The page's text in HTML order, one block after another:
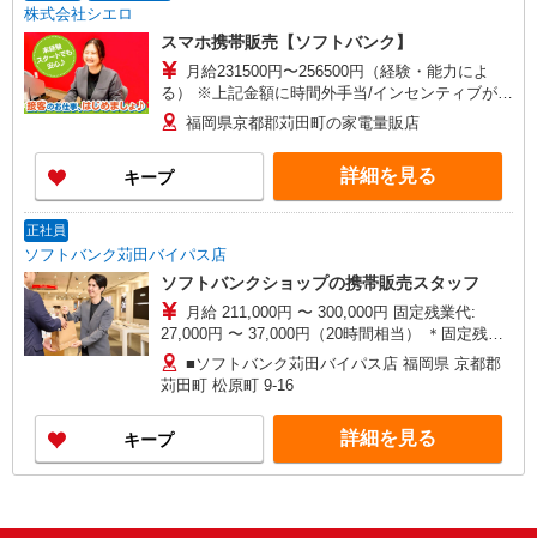
株式会社シエロ
スマホ携帯販売【ソフトバンク】
月給231500円〜256500円（経験・能力によ
る） ※上記金額に時間外手当/インセンティブが加
算 ・賞与あり・時間外手当あり（平均残業時間：
10h/月）・地域手当/職能手当あり・Workstyle支
援金（4000円/月）あり・実績によりインセンティ
ブあり ★交通費別途支給（規定あり） ゜+゜・。
○。・゜+゜・。○。・゜+゜ 入社祝い金10万円支
給(規定有) ゜・。○。・゜+゜・。○。・゜+゜
福岡県京都郡苅田町の家電量販店
キープ 詳細を見る
正社員
ソフトバンク苅田バイパス店
ソフトバンクショップの携帯販売スタッフ
月給 211,000円 〜 300,000円 固定残業代:
27,000円 〜 37,000円（20時間相当） ＊固定残業
代：27,000円〜37,000円（20時間程度）基本給の
中に含む 試用期間あり 6ヶ月 ※経験・能力による
【試用期間】月給 211000 円 〜 300000 円
■ソフトバンク苅田バイパス店 福岡県 京都郡
苅田町 松原町 9‐16
キープ 詳細を見る